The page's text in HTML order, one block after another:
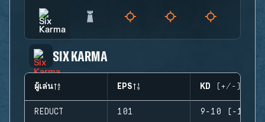
SIX KARMA
ผู้เล่น EPS KD (+/-)
REDUCT 101 9-10 (-1)